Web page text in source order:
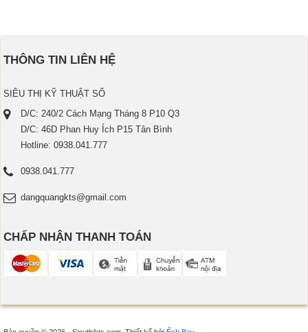
THÔNG TIN LIÊN HỆ
SIÊU THỊ KỸ THUẬT SỐ
D/C: 240/2 Cách Mạng Tháng 8 P10 Q3
D/C: 46D Phan Huy Ích P15 Tân Bình
Hotline: 0938.041.777
0938.041.777
dangquangkts@gmail.com
CHẤP NHẬN THANH TOÁN